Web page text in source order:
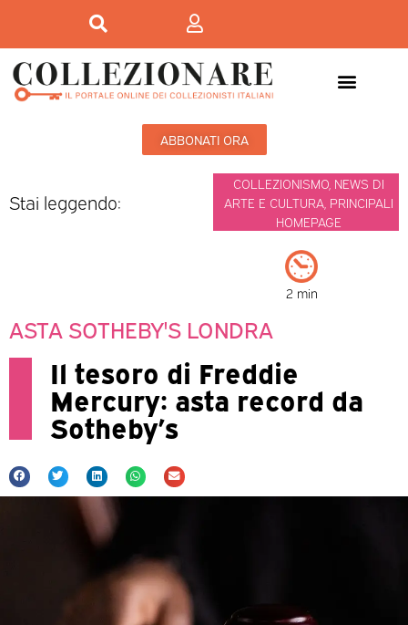
ABBONATI ORA
Stai leggendo:
COLLEZIONISMO, NEWS DI
ARTE E CULTURA, PRINCIPALI
HOMEPAGE
2 min
ASTA SOTHEBY'S LONDRA
Il tesoro di Freddie
Mercury: asta record da
Sotheby’s